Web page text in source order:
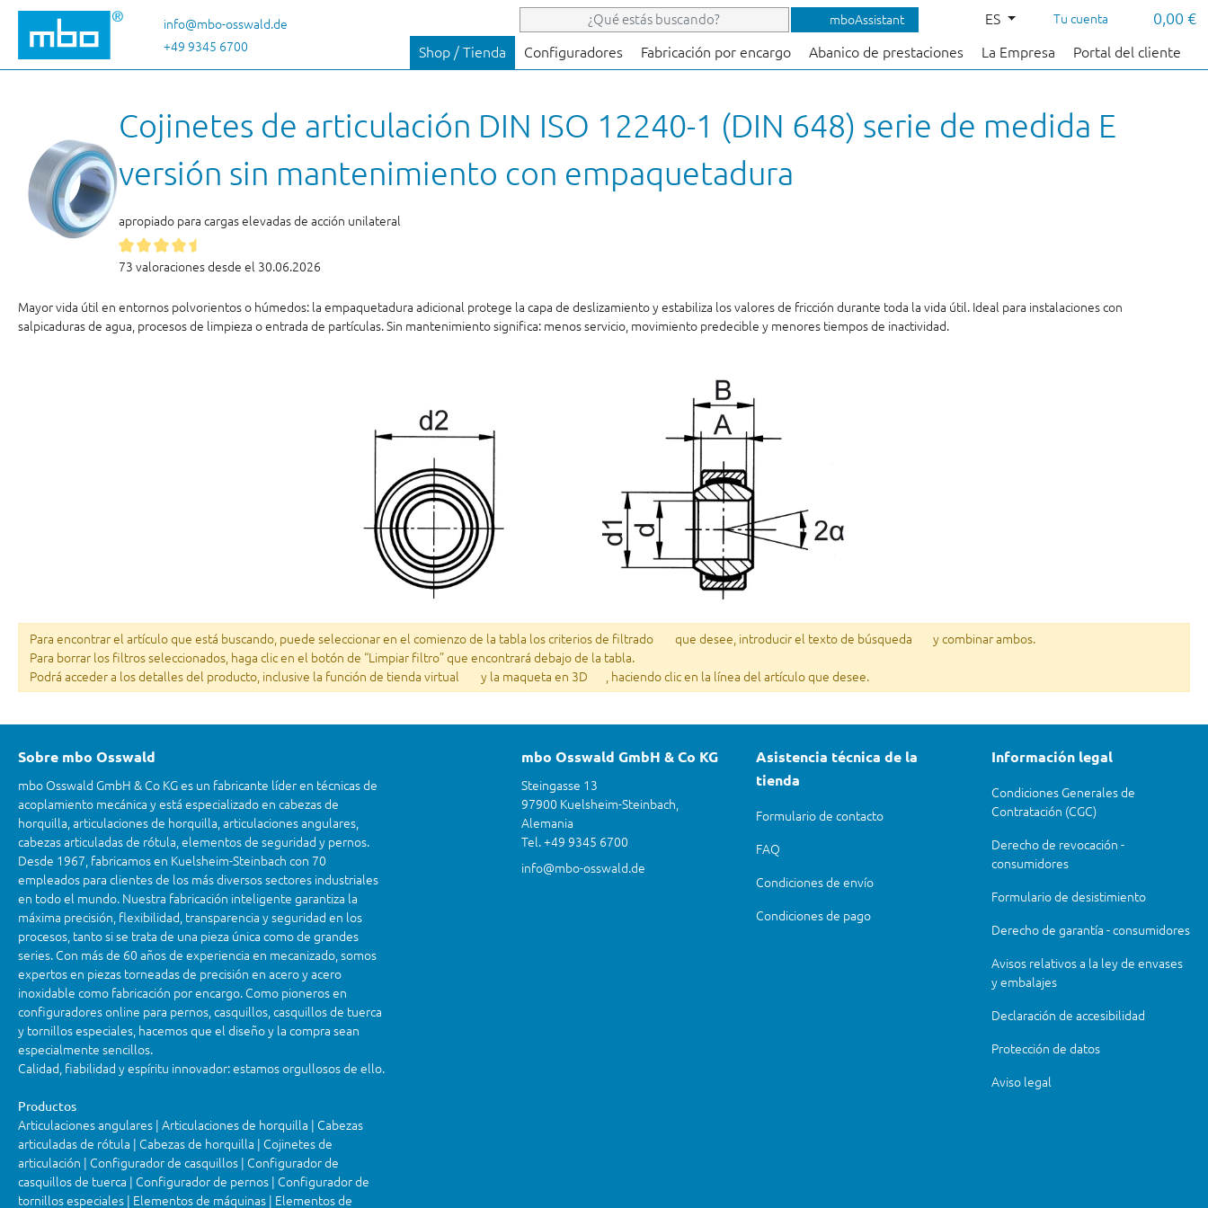
al contenido principal
Saltar a la búsqueda
Saltar a la navegación principalinfo@mbo-osswald.de
+49 9345 6700
mboAssistant ES Tu cuenta 0,00 €
Shop / Tienda Configuradores Fabricación por encargo Abanico de prestaciones La Empresa Portal del cliente
Cojinetes de articulación DIN ISO 12240-1 (DIN 648) serie de medida E
versión sin mantenimiento con empaquetadura
apropiado para cargas elevadas de acción unilateral
73 valoraciones desde el 30.06.2026
Mayor vida útil en entornos polvorientos o húmedos: la empaquetadura adicional protege la capa de deslizamiento y estabiliza los valores de fricción durante toda la vida útil. Ideal para instalaciones con
salpicaduras de agua, procesos de limpieza o entrada de partículas. Sin mantenimiento significa: menos servicio, movimiento predecible y menores tiempos de inactividad.
Para encontrar el artículo que está buscando, puede seleccionar en el comienzo de la tabla los criterios de filtrado que desee, introducir el texto de búsqueda
y combinar ambos.
Para borrar los filtros seleccionados, haga clic en el botón de “Limpiar filtro” que encontrará debajo de la tabla.
Podrá acceder a los detalles del producto, inclusive la función de tienda virtual
y la maqueta en 3D , haciendo clic en la línea del artículo que desee.
Sobre mbo Osswald
mbo Osswald GmbH & Co KG es un fabricante líder en técnicas de
acoplamiento mecánica y está especializado en cabezas de
horquilla, articulaciones de horquilla, articulaciones angulares,
cabezas articuladas de rótula, elementos de seguridad y pernos.
Desde 1967, fabricamos en Kuelsheim-Steinbach con 70
empleados para clientes de los más diversos sectores industriales
en todo el mundo. Nuestra fabricación inteligente garantiza la
máxima precisión, flexibilidad, transparencia y seguridad en los
procesos, tanto si se trata de una pieza única como de grandes
series. Con más de 60 años de experiencia en mecanizado, somos
expertos en piezas torneadas de precisión en acero y acero
inoxidable como fabricación por encargo. Como pioneros en
configuradores online para pernos, casquillos, casquillos de tuerca
y tornillos especiales, hacemos que el diseño y la compra sean
especialmente sencillos.
Calidad, fiabilidad y espíritu innovador: estamos orgullosos de ello.
Productos
Articulaciones angulares | Articulaciones de horquilla | Cabezas
articuladas de rótula | Cabezas de horquilla | Cojinetes de
articulación | Configurador de casquillos | Configurador de
casquillos de tuerca | Configurador de pernos | Configurador de
tornillos especiales | Elementos de máquinas | Elementos de
mbo Osswald GmbH & Co KG
Steingasse 13
97900 Kuelsheim-Steinbach,
Alemania
Tel. +49 9345 6700
info@mbo-osswald.de
Asistencia técnica de la
tienda
Formulario de contacto
FAQ
Condiciones de envío
Condiciones de pago
Información legal
Condiciones Generales de
Contratación (CGC)
Derecho de revocación -
consumidores
Formulario de desistimiento
Derecho de garantía - consumidores
Avisos relativos a la ley de envases
y embalajes
Declaración de accesibilidad
Protección de datos
Aviso legal